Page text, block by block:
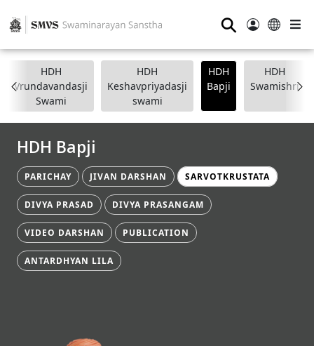
⚲
HDH
Vrundavandasji
Swami
HDH
Keshavpriyadasji
swami
HDH
Bapji
HDH
Swamishri
HDH Bapji
PARICHAY JIVAN DARSHAN SARVOTKRUSTATA
DIVYA PRASAD DIVYA PRASANGAM
VIDEO DARSHAN PUBLICATION
ANTARDHYAN LILA